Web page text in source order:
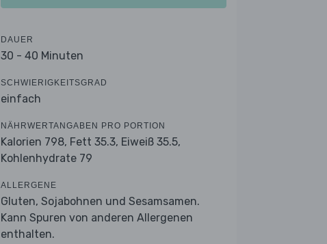
DAUER
30 - 40 Minuten
SCHWIERIGKEITSGRAD
einfach
NÄHRWERTANGABEN PRO PORTION
Kalorien 798, Fett 35.3, Eiweiß 35.5,
Kohlenhydrate 79
ALLERGENE
Gluten, Sojabohnen und Sesamsamen.
Kann Spuren von anderen Allergenen
enthalten.